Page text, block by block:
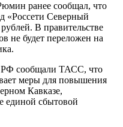
ранее сообщал, что
«Россети Северный
В правительстве
не будет переложен на
РФ сообщали ТАСС, что
меры для повышения
Кавказе,
единой сбытовой